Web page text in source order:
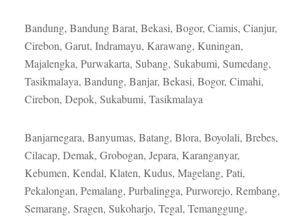
Bandung, Bandung Barat, Bekasi, Bogor, Ciamis, Cianjur,
Cirebon, Garut, Indramayu, Karawang, Kuningan,
Majalengka, Purwakarta, Subang, Sukabumi, Sumedang,
Tasikmalaya, Bandung, Banjar, Bekasi, Bogor, Cimahi,
Cirebon, Depok, Sukabumi, Tasikmalaya
Banjarnegara, Banyumas, Batang, Blora, Boyolali, Brebes,
Cilacap, Demak, Grobogan, Jepara, Karanganyar,
Kebumen, Kendal, Klaten, Kudus, Magelang, Pati,
Pekalongan, Pemalang, Purbalingga, Purworejo, Rembang,
Semarang, Sragen, Sukoharjo, Tegal, Temanggung,